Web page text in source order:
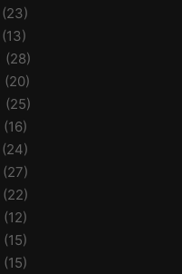
(23)
(13)
(28)
(20)
(25)
(16)
(24)
(27)
(22)
(12)
(15)
(15)